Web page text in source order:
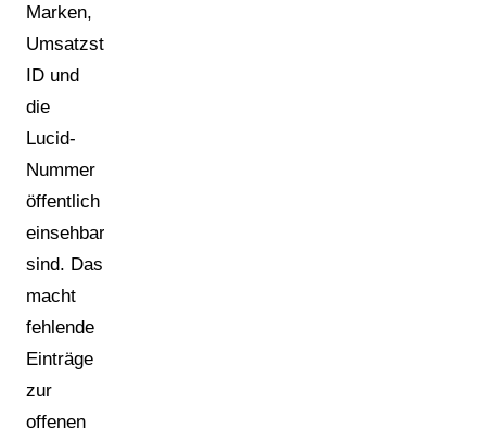
Marken,
Umsatzsteuer-
ID und
die
Lucid-
Nummer
öffentlich
einsehbar
sind. Das
macht
fehlende
Einträge
zur
offenen